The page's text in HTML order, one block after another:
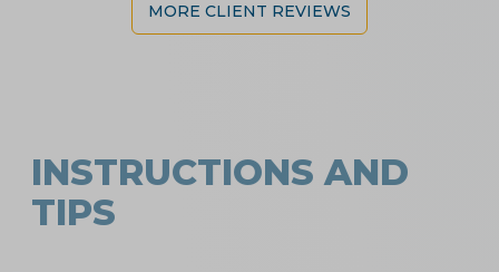
MORE CLIENT REVIEWS
INSTRUCTIONS AND
TIPS